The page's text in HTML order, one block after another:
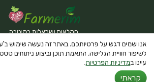
חקלאות ישראלית במיטבה
Powered By Farmerim
אנו שמים דגש על פרטיותכם. באתר זה נעשה שימוש
לשיפור חוויית הגלישה, התאמת תוכן וביצוע ניתוחים
עיינו במדיניות הפרטיות.
קראתי